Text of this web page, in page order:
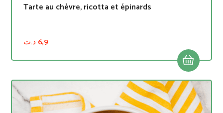
Tarte au chèvre, ricotta et épinards
6,9د.ت